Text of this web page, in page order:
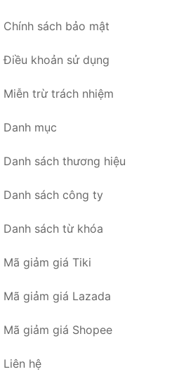
Chính sách bảo mật
Điều khoản sử dụng
Miễn trừ trách nhiệm
Danh mục
Danh sách thương hiệu
Danh sách công ty
Danh sách từ khóa
Mã giảm giá Tiki
Mã giảm giá Lazada
Mã giảm giá Shopee
Liên hệ